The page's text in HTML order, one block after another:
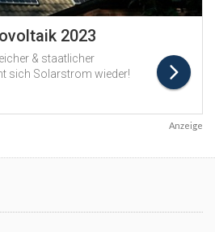
Anzeige